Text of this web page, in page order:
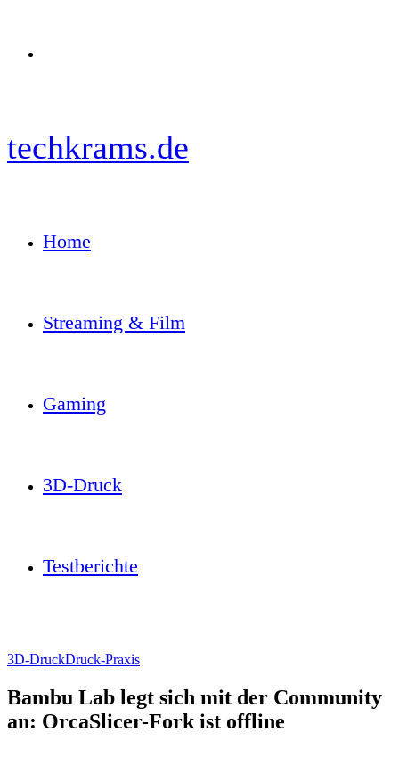
techkrams.de
Home
Streaming & Film
Gaming
3D-Druck
Testberichte
3D-DruckDruck-Praxis
Bambu Lab legt sich mit der Community
an: OrcaSlicer-Fork ist offline